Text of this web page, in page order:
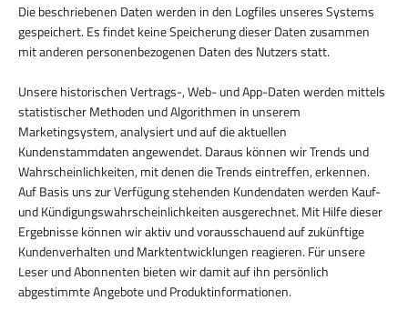
Die beschriebenen Daten werden in den Logfiles unseres Systems
gespeichert. Es findet keine Speicherung dieser Daten zusammen
mit anderen personenbezogenen Daten des Nutzers statt.
Unsere historischen Vertrags-, Web- und App-Daten werden mittels
statistischer Methoden und Algorithmen in unserem
Marketingsystem, analysiert und auf die aktuellen
Kundenstammdaten angewendet. Daraus können wir Trends und
Wahrscheinlichkeiten, mit denen die Trends eintreffen, erkennen.
Auf Basis uns zur Verfügung stehenden Kundendaten werden Kauf-
und Kündigungswahrscheinlichkeiten ausgerechnet. Mit Hilfe dieser
Ergebnisse können wir aktiv und vorausschauend auf zukünftige
Kundenverhalten und Marktentwicklungen reagieren. Für unsere
Leser und Abonnenten bieten wir damit auf ihn persönlich
abgestimmte Angebote und Produktinformationen.